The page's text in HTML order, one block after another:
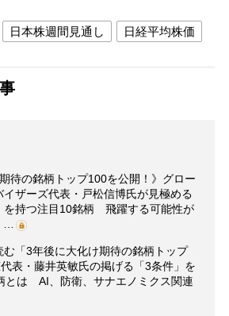
日本株週間見通し 日経平均株価
待の銘柄トップ100を公開！》グロー
ザーズ代表・戸松信博氏が見極める
を持つ注目10銘柄 飛躍する可能性が
…
む「3年後に大化け期待の銘柄トップ
表・藤井英敏氏の掲げる「3条件」を
とは AI、防衛、サナエノミクス関連